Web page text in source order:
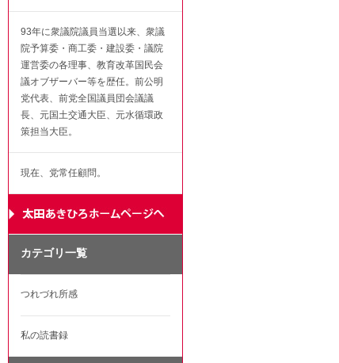
93年に衆議院議員当選以来、衆議
院予算委・商工委・建設委・議院
運営委の各理事、教育改革国民会
議オブザーバー等を歴任。前公明
党代表、前党全国議員団会議議
長、元国土交通大臣、元水循環政
策担当大臣。
現在、党常任顧問。
カテゴリ一覧
つれづれ所感
私の読書録